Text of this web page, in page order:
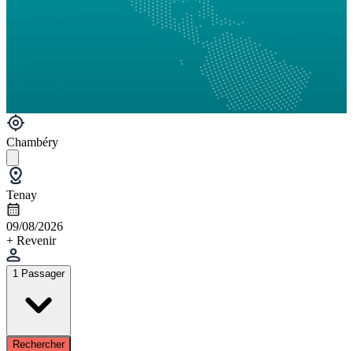
Chambéry
Tenay
09/08/2026
+ Revenir
1 Passager
Rechercher